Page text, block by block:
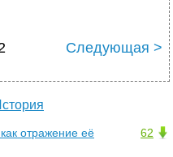
Следующая >
62
отражение её